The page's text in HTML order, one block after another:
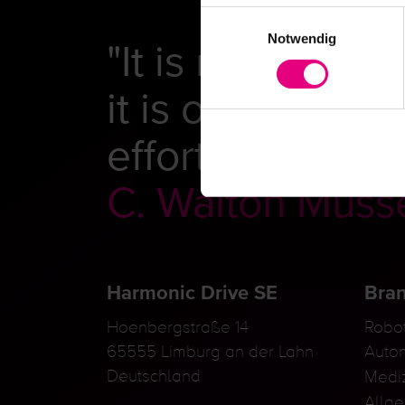
Notwendig
"It is never a
it is only
effort."
C. Walton
Harmonic Drive SE
Hoenbergstraße 14
65555 Limburg an der Lahn
Deutschland